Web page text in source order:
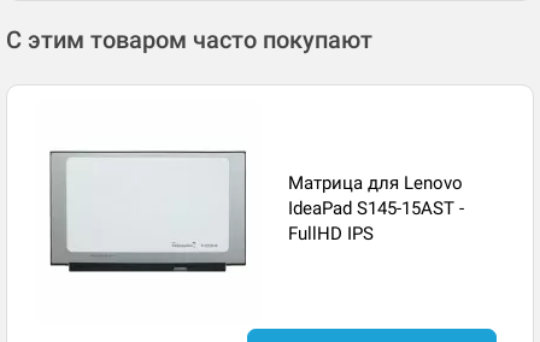
С этим товаром часто покупают
Матрица для Lenovo
IdeaPad S145-15AST -
FullHD IPS